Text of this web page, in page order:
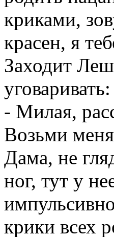
криками,
красен, я
Заходит
уговаривать:
- Милая,
Возьми
Дама, не
ног, тут у
крики всех